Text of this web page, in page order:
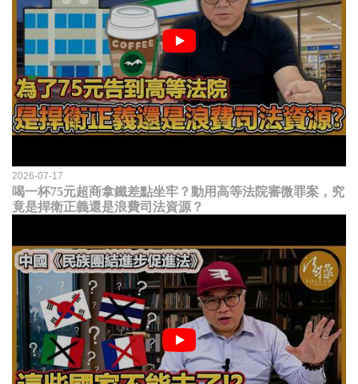
2026-07-17
喝一杯75元超商拿鐵差點坐牢？動用高等法院審微罪案，究
竟是捍衛正義還是浪費司法資源？